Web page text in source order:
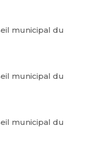
municipal du
municipal du
municipal du